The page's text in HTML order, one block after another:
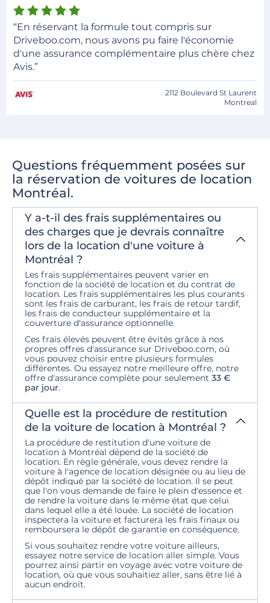
“En réservant la formule tout compris sur
Driveboo.com, nous avons pu faire l'économie
d'une assurance complémentaire plus chère chez
Avis.”
2112 Boulevard St Laurent
Montreal
Questions fréquemment posées sur
la réservation de voitures de location
Montréal.
Y a-t-il des frais supplémentaires ou
des charges que je devrais connaître
lors de la location d'une voiture à
Montréal ?
Les frais supplémentaires peuvent varier en
fonction de la société de location et du contrat de
location. Les frais supplémentaires les plus courants
sont les frais de carburant, les frais de retour tardif,
les frais de conducteur supplémentaire et la
couverture d'assurance optionnelle.
Ces frais élevés peuvent être évités grâce à nos
propres offres d'assurance sur Driveboo.com, où
vous pouvez choisir entre plusieurs formules
différentes. Ou essayez notre meilleure offre, notre
offre d'assurance complète pour seulement 33 €
par jour.
Quelle est la procédure de restitution
de la voiture de location à Montréal ?
La procédure de restitution d'une voiture de
location à Montréal dépend de la société de
location. En règle générale, vous devez rendre la
voiture à l'agence de location désignée ou au lieu de
dépôt indiqué par la société de location. Il se peut
que l'on vous demande de faire le plein d'essence et
de rendre la voiture dans le même état que celui
dans lequel elle a été louée. La société de location
inspectera la voiture et facturera les frais finaux ou
remboursera le dépôt de garantie en conséquence.
Si vous souhaitez rendre votre voiture ailleurs,
essayez notre service de location aller simple. Vous
pourrez ainsi partir en voyage avec votre voiture de
location, où que vous souhaitiez aller, sans être lié à
aucun endroit.